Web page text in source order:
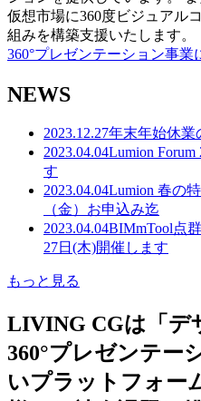
仮想市場に360度ビジュアル
組みを構築支援いたします。
360°プレゼンテーション事業
NEWS
2023.12.27年末年始休業
2023.04.04Lumion
す
2023.04.04Lumion 春の
（金）お申込み迄
2023.04.04BIMmTool点
27日(木)開催します
もっと見る
LIVING CGは「デ
360°プレゼンテー
いプラットフォー